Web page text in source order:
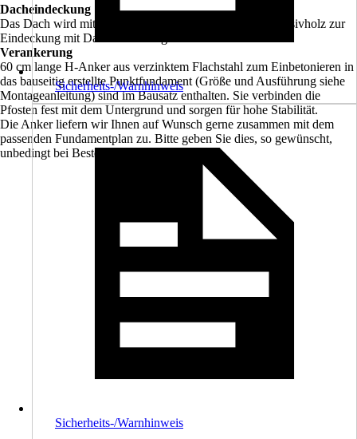
Dacheindeckung
Das Dach wird mit 20 mm starker Dachschalung aus Massivholz zur
Eindeckung mit Dachschindeln geliefert.
Verankerung
60 cm lange H-Anker aus verzinktem Flachstahl zum Einbetonieren in
das bauseitig erstellte Punktfundament (Größe und Ausführung siehe
Montageanleitung) sind im Bausatz enthalten. Sie verbinden die
Pfosten fest mit dem Untergrund und sorgen für hohe Stabilität.
Die Anker liefern wir Ihnen auf Wunsch gerne zusammen mit dem
passenden Fundamentplan zu. Bitte geben Sie dies, so gewünscht,
unbedingt bei Bestellung mit an.
Sicherheits-/Warnhinweis
Sicherheits-/Warnhinweis